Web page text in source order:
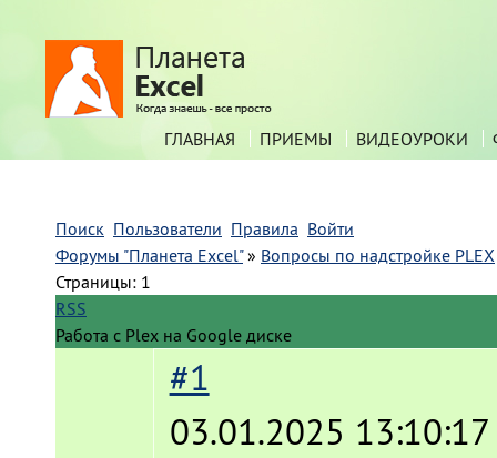
ГЛАВНАЯ ПРИЕМЫ ВИДЕОУРОКИ
Поиск Пользователи Правила Войти
Форумы "Планета Excel" » Вопросы по надстройке PLEX
Страницы: 1
RSS
Работа с Plex на Google диске
#1
03.01.2025 13:10:17